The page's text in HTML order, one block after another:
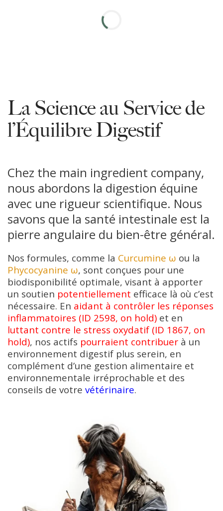
La Science au Service de
l’Équilibre Digestif
Chez the main ingredient company,
nous abordons la digestion équine
avec une rigueur scientifique. Nous
savons que la santé intestinale est la
pierre angulaire du bien-être général.
Nos formules, comme la Curcumine ω ou la
Phycocyanine ω, sont conçues pour une
biodisponibilité optimale, visant à apporter
un soutien potentiellement efficace là où c’est
nécessaire. En aidant à contrôler les réponses
inflammatoires (ID 2598, on hold) et en
luttant contre le stress oxydatif (ID 1867, on
hold), nos actifs pourraient contribuer à un
environnement digestif plus serein, en
complément d’une gestion alimentaire et
environnementale irréprochable et des
conseils de votre vétérinaire.